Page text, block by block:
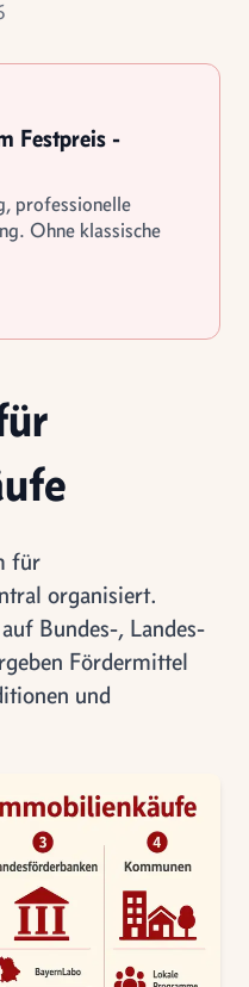
Festpreis -
professionelle
Ohne klassische
für
organisiert.
Bundes-, Landes-
Fördermittel
und